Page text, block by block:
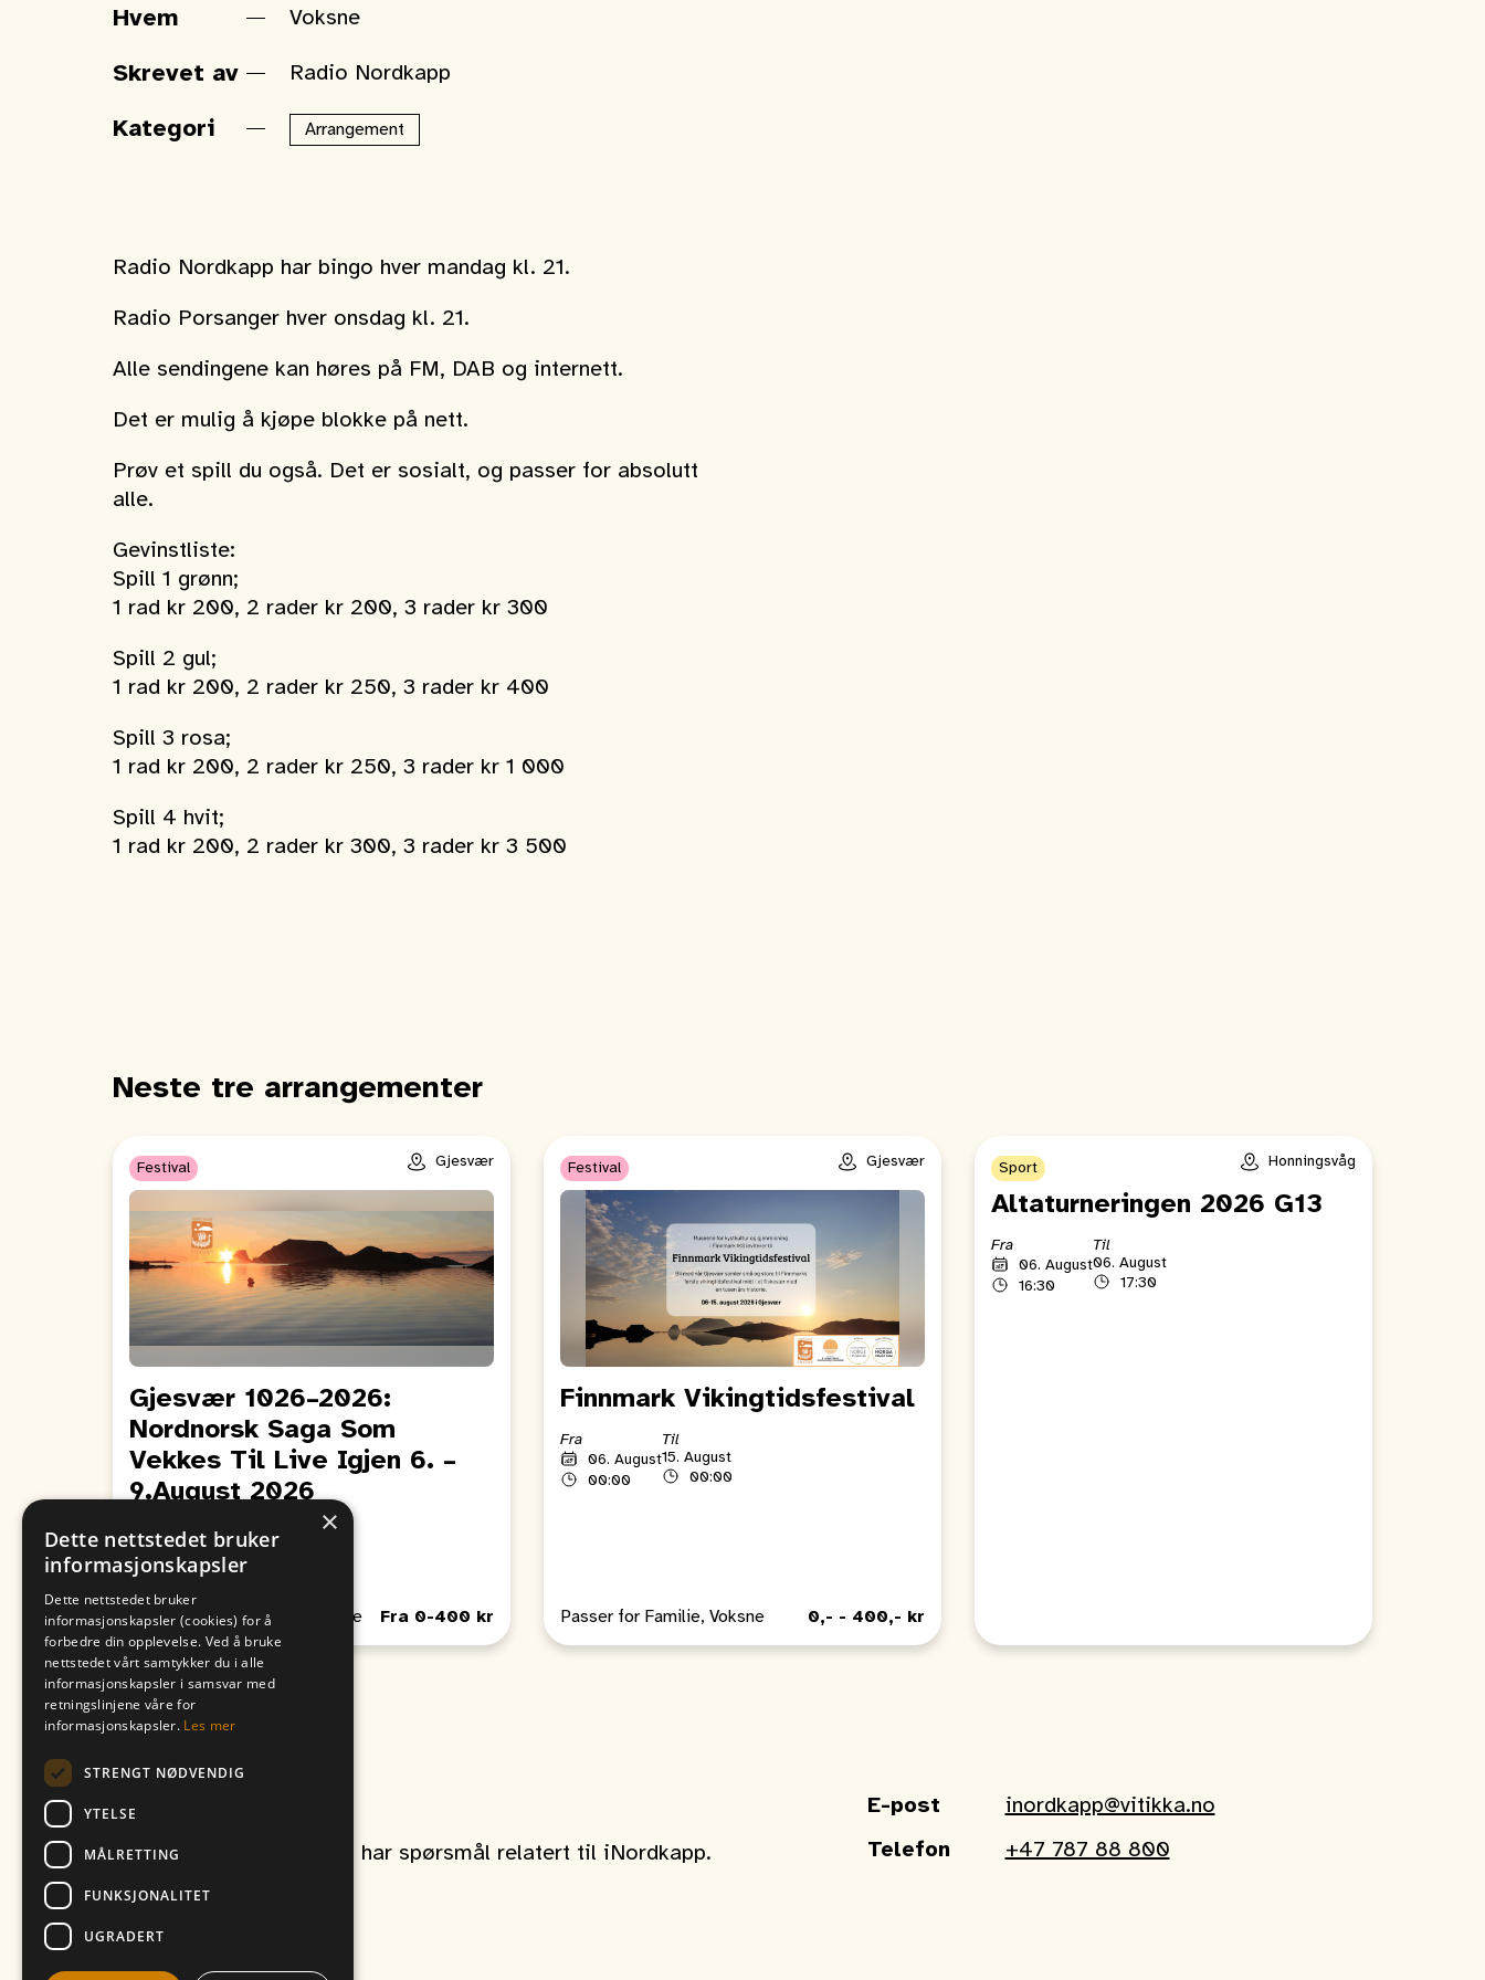
Hvem Voksne
Skrevet av Radio Nordkapp
Kategori Arrangement
Radio Nordkapp har bingo hver mandag kl. 21.
Radio Porsanger hver onsdag kl. 21.
Alle sendingene kan høres på FM, DAB og internett.
Det er mulig å kjøpe blokke på nett.
Prøv et spill du også. Det er sosialt, og passer for absolutt
alle.
Gevinstliste:
Spill 1 grønn;
1 rad kr 200, 2 rader kr 200, 3 rader kr 300
Spill 2 gul;
1 rad kr 200, 2 rader kr 250, 3 rader kr 400
Spill 3 rosa;
1 rad kr 200, 2 rader kr 250, 3 rader kr 1 000
Spill 4 hvit;
1 rad kr 200, 2 rader kr 300, 3 rader kr 3 500
Neste tre arrangementer
Festival Gjesvær
Gjesvær 1026–2026:
Nordnorsk Saga Som
Vekkes Til Live Igjen 6. –
9.August 2026
Fra
00:00
Til
09. August
Passer for Barn, Unge, Voksne Fra 0-400 kr
Festival Gjesvær
Finnmark Vikingtidsfestival
Fra
06. August
00:00
Til
15. August
00:00
Passer for Familie, Voksne 0,- - 400,- kr
Sport Honningsvåg
Altaturneringen 2026 G13
Fra
06. August
16:30
Til
06. August
17:30
Kontakt oss
Ta gjerne kontakt om du har spørsmål relatert til iNordkapp.
E-post
inordkapp@vitikka.no
Telefon
+47 787 88 800
×
Dette nettstedet bruker
informasjonskapsler
Dette nettstedet bruker
informasjonskapsler (cookies) for å
forbedre din opplevelse. Ved å bruke
nettstedet vårt samtykker du i alle
informasjonskapsler i samsvar med
retningslinjene våre for
informasjonskapsler. Les mer
STRENGT NØDVENDIG
YTELSE
MÅLRETTING
FUNKSJONALITET
UGRADERT